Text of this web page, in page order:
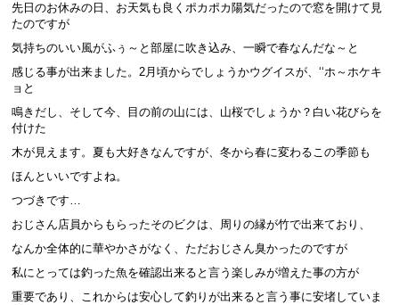
先日のお休みの日、お天気も良くポカポカ陽気だったので窓を開けて見
たのですが
気持ちのいい風がふぅ～と部屋に吹き込み、一瞬で春なんだな～と
感じる事が出来ました。2月頃からでしょうかウグイスが、‘‘ホ～ホケキ
ョと
鳴きだし、そして今、目の前の山には、山桜でしょうか？白い花びらを
付けた
木が見えます。夏も大好きなんですが、冬から春に変わるこの季節も
ほんといいですよね。
つづきです…
おじさん店員からもらったそのビクは、周りの縁が竹で出来ており、
なんか全体的に華やかさがなく、ただおじさん臭かったのですが
私にとっては釣った魚を確認出来ると言う楽しみが増えた事の方が
重要であり、これからは安心して釣りが出来ると言う事に安堵していま